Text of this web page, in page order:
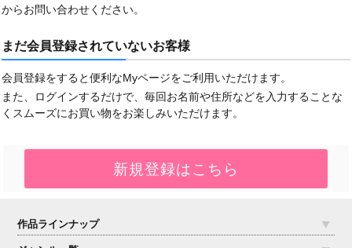
からお問い合わせください。
まだ会員登録されていないお客様
会員登録をすると便利なMyページをご利用いただけます。
また、ログインするだけで、毎回お名前や住所などを入力することな
くスムーズにお買い物をお楽しみいただけます。
作品ラインナップ